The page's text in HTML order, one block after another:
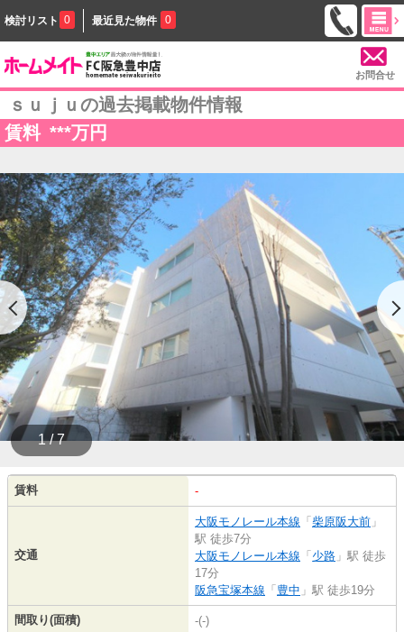
検討リスト 0 最近見た物件 0
お問合せ
ｓｕｊｕの過去掲載物件情報
賃料 ***万円
1 / 7
賃料 -
交通
大阪モノレール本線 「 柴原阪大前 」
駅 徒歩7分
大阪モノレール本線 「 少路 」駅 徒歩
17分
阪急宝塚本線 「 豊中 」駅 徒歩19分
間取り(面積) -(-)